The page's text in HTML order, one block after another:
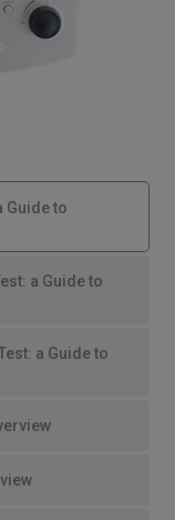
Guide to
a Guide to
a Guide to